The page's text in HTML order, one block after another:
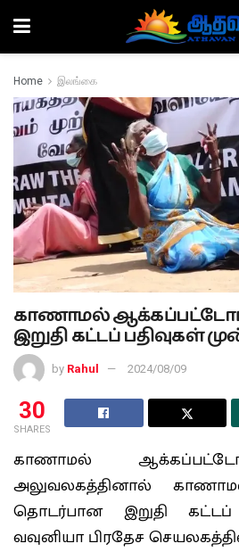
Home இலங்கை
காணாமல்
இறுதி கட்டப் பதிவுகள்
by Rahul 2024/08/09
30
SHARES
காணாமல்
அலுவலகத்தினால்
தொடர்பான இறுதி
வவுனியா பிரதேச